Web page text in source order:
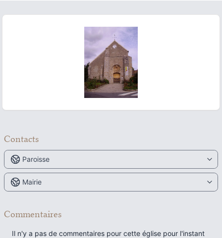
Contacts
Paroisse
Mairie
Commentaires
Il n'y a pas de commentaires pour cette église pour l'instant